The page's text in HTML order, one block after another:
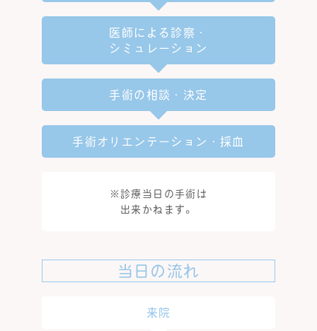
医師による診察・
シミュレーション
手術の相談・決定
手術オリエンテーション・採血
※診療当日の手術は
出来かねます。
当日の流れ
来院